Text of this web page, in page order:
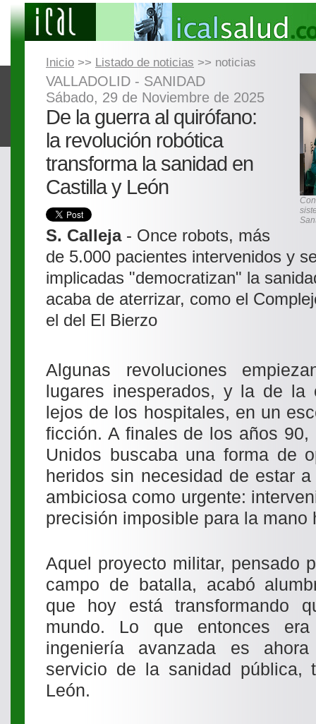
Inicio >> Listado de noticias >> noticias
VALLADOLID - SANIDAD
Sábado, 29 de Noviembre de 2025
De la guerra al quirófano:
la revolución robótica
transforma la sanidad en
Castilla y León
S. Calleja- Once robots, más
de 5.000 pacientes intervenidos y
implicadas "democratizan" la
acaba de aterrizar, como el
el del El Bierzo
Algunas revoluciones
lugares inesperados, y la de la
lejos de los hospitales, en un
ficción. A finales de los años
Unidos buscaba una forma de
heridos sin necesidad de estar
ambiciosa como urgente:
precisión imposible para la mano
Aquel proyecto militar, pensado
campo de batalla, acabó
que hoy está transformando
mundo. Lo que entonces
ingeniería avanzada es
servicio de la sanidad pública,
León.